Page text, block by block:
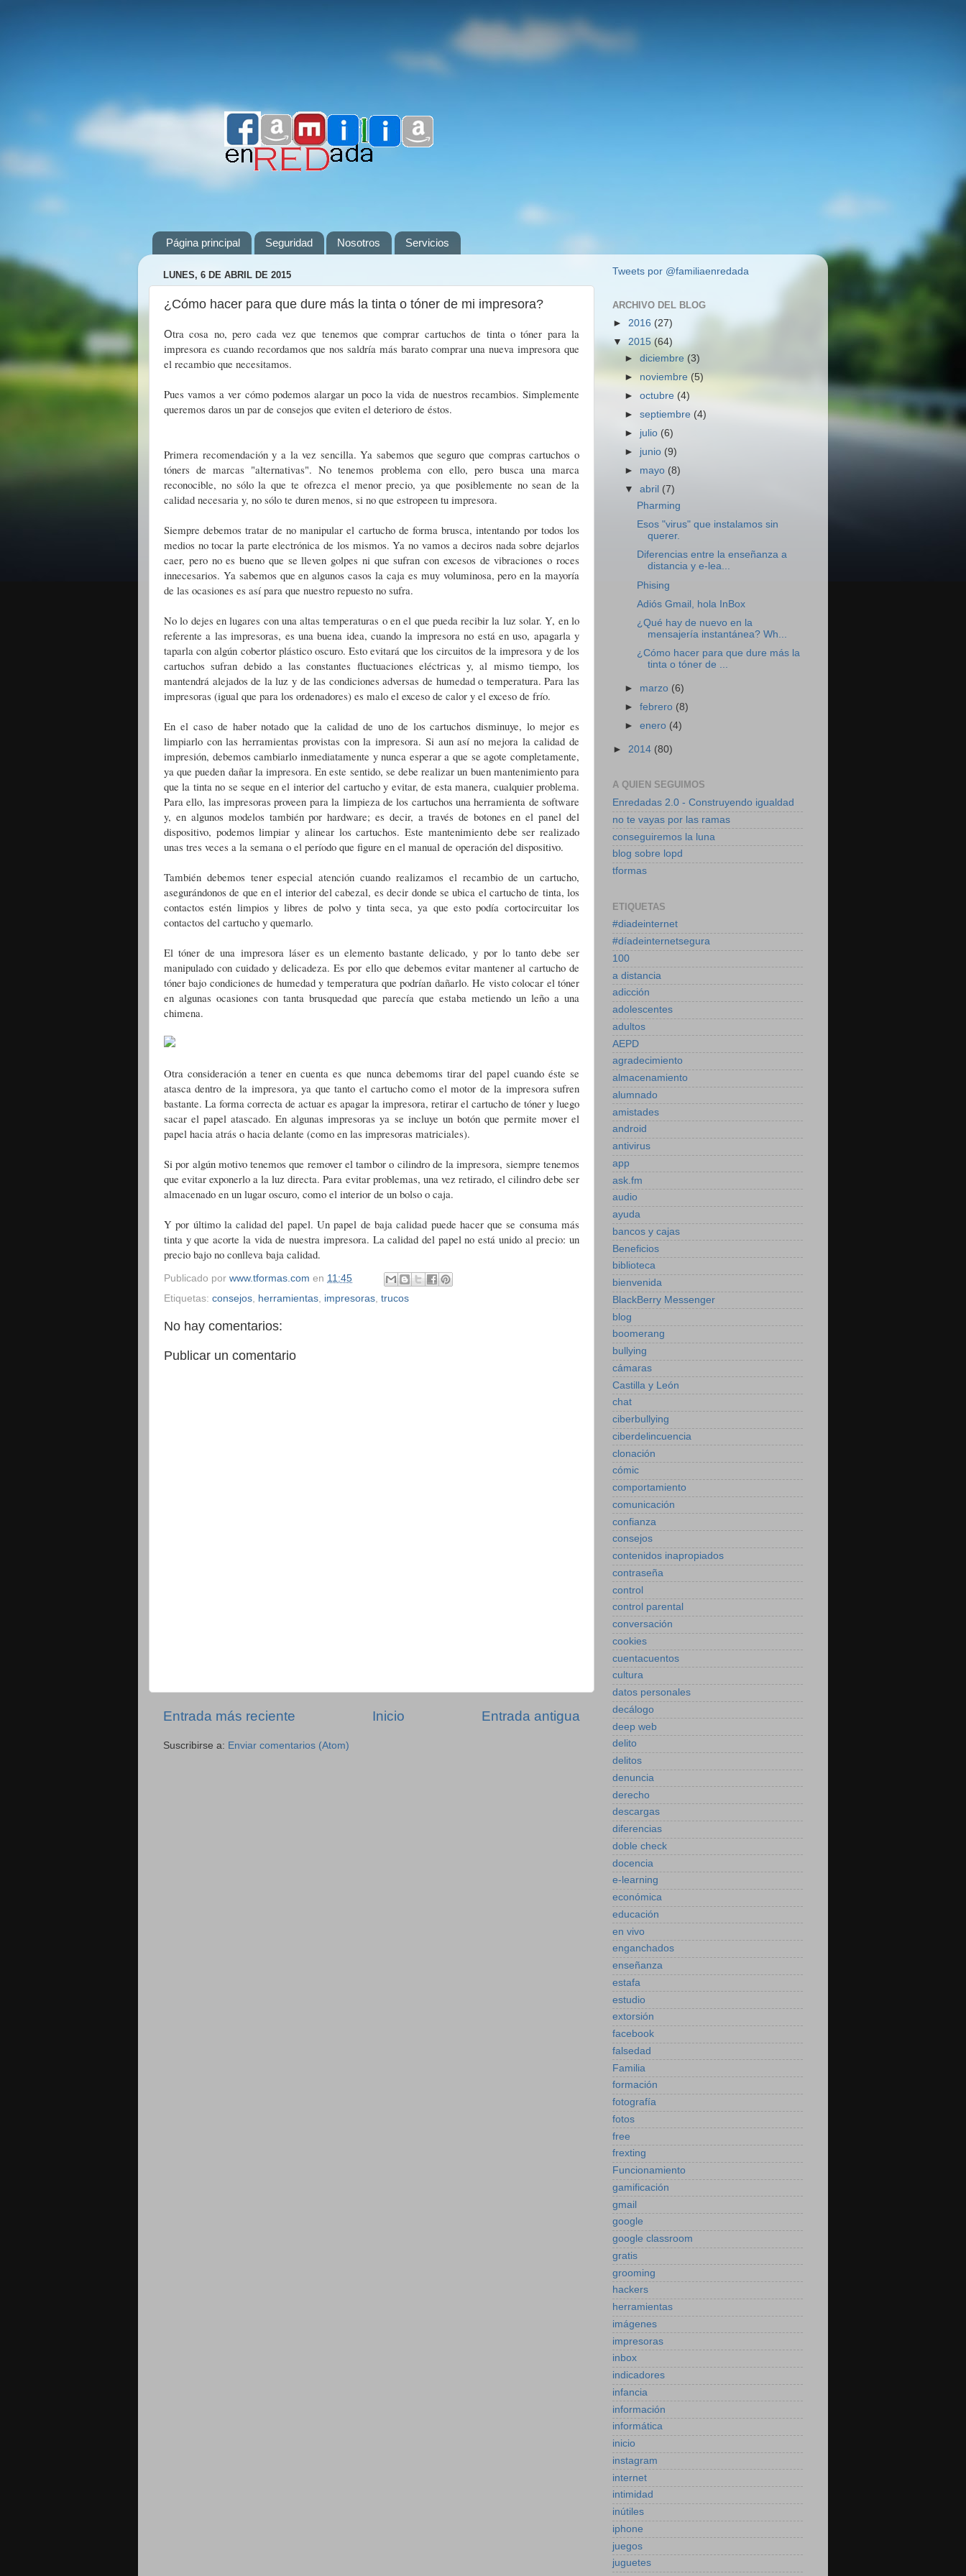
Página principal Seguridad Nosotros Servicios
LUNES, 6 DE ABRIL DE 2015
¿Cómo hacer para que dure más la tinta o tóner de mi impresora?
Otra cosa no, pero cada vez que tenemos que comprar cartuchos de tinta o tóner para la
impresora es cuando recordamos que nos saldría más barato comprar una nueva impresora que
el recambio que necesitamos.
Pues vamos a ver cómo podemos alargar un poco la vida de nuestros recambios. Simplemente
queremos daros un par de consejos que eviten el deterioro de éstos.
Primera recomendación y a la vez sencilla. Ya sabemos que seguro que compras cartuchos o
tóners de marcas "alternativas". No tenemos problema con ello, pero busca una marca
reconocible, no sólo la que te ofrezca el menor precio, ya que posiblemente no sean de la
calidad necesaria y, no sólo te duren menos, si no que estropeen tu impresora.
Siempre debemos tratar de no manipular el cartucho de forma brusca, intentando por todos los
medios no tocar la parte electrónica de los mismos. Ya no vamos a deciros nada sobre dejarlos
caer, pero no es bueno que se lleven golpes ni que sufran con excesos de vibraciones o roces
innecesarios. Ya sabemos que en algunos casos la caja es muy voluminosa, pero en la mayoría
de las ocasiones es así para que nuestro repuesto no sufra.
No lo dejes en lugares con una altas temperaturas o en el que pueda recibir la luz solar. Y, en lo
referente a las impresoras, es una buena idea, cuando la impresora no está en uso, apagarla y
taparla con algún cobertor plástico oscuro. Esto evitará que los circuitos de la impresora y de los
cartuchos sufran debido a las constantes fluctuaciones eléctricas y, al mismo tiempo, los
mantendrá alejados de la luz y de las condiciones adversas de humedad o temperatura. Para las
impresoras (igual que para los ordenadores) es malo el exceso de calor y el exceso de frío.
En el caso de haber notado que la calidad de uno de los cartuchos disminuye, lo mejor es
limpiarlo con las herramientas provistas con la impresora. Si aun así no mejora la calidad de
impresión, debemos cambiarlo inmediatamente y nunca esperar a que se agote completamente,
ya que pueden dañar la impresora. En este sentido, se debe realizar un buen mantenimiento para
que la tinta no se seque en el interior del cartucho y evitar, de esta manera, cualquier problema.
Para ello, las impresoras proveen para la limpieza de los cartuchos una herramienta de software
y, en algunos modelos también por hardware; es decir, a través de botones en el panel del
dispositivo, podemos limpiar y alinear los cartuchos. Este mantenimiento debe ser realizado
unas tres veces a la semana o el período que figure en el manual de operación del dispositivo.
También debemos tener especial atención cuando realizamos el recambio de un cartucho,
asegurándonos de que en el interior del cabezal, es decir donde se ubica el cartucho de tinta, los
contactos estén limpios y libres de polvo y tinta seca, ya que esto podía cortocircuitar los
contactos del cartucho y quemarlo.
El tóner de una impresora láser es un elemento bastante delicado, y por lo tanto debe ser
manipulado con cuidado y delicadeza. Es por ello que debemos evitar mantener al cartucho de
tóner bajo condiciones de humedad y temperatura que podrían dañarlo. He visto colocar el tóner
en algunas ocasiones con tanta brusquedad que parecía que estaba metiendo un leño a una
chimena.
Otra consideración a tener en cuenta es que nunca debemoms tirar del papel cuando éste se
atasca dentro de la impresora, ya que tanto el cartucho como el motor de la impresora sufren
bastante. La forma correcta de actuar es apagar la impresora, retirar el cartucho de tóner y luego
sacar el papel atascado. En algunas impresoras ya se incluye un botón que permite mover el
papel hacia atrás o hacia delante (como en las impresoras matriciales).
Si por algún motivo tenemos que remover el tambor o cilindro de la impresora, siempre tenemos
que evitar exponerlo a la luz directa. Para evitar problemas, una vez retirado, el cilindro debe ser
almacenado en un lugar oscuro, como el interior de un bolso o caja.
Y por último la calidad del papel. Un papel de baja calidad puede hacer que se consuma más
tinta y que acorte la vida de nuestra impresora. La calidad del papel no está unido al precio: un
precio bajo no conlleva baja calidad.
Publicado por www.tformas.com en 11:45
Etiquetas: consejos herramientas impresoras trucos
No hay comentarios:
Publicar un comentario
Entrada más reciente Entrada antigua
Inicio
Suscribirse a: Enviar comentarios (Atom)
Tweets por @familiaenredada
ARCHIVO DEL BLOG
► 2016 (27)
▼ 2015 (64)
►diciembre (3)
► noviembre (5)
►octubre (4)
►septiembre (4)
► julio (6)
► junio (9)
► mayo (8)
▼abril (7)
Pharming
Esos "virus" que instalamos sin
querer.
Diferencias entre la enseñanza a
distancia y e-lea...
Phising
Adiós Gmail, hola InBox
¿Qué hay de nuevo en la
mensajería instantánea? Wh...
¿Cómo hacer para que dure más la
tinta o tóner de ...
► marzo (6)
►febrero (8)
►enero (4)
► 2014 (80)
A QUIEN SEGUIMOS
Enredadas 2.0 - Construyendo igualdad
no te vayas por las ramas
conseguiremos la luna
blog sobre lopd
tformas
ETIQUETAS
#diadeinternet
#díadeinternetsegura
100
a distancia
adicción
adolescentes
adultos
AEPD
agradecimiento
almacenamiento
alumnado
amistades
android
antivirus
app
ask.fm
audio
ayuda
bancos y cajas
Beneficios
biblioteca
bienvenida
BlackBerry Messenger
blog
boomerang
bullying
cámaras
Castilla y León
chat
ciberbullying
ciberdelincuencia
clonación
cómic
comportamiento
comunicación
confianza
consejos
contenidos inapropiados
contraseña
control
control parental
conversación
cookies
cuentacuentos
cultura
datos personales
decálogo
deep web
delito
delitos
denuncia
derecho
descargas
diferencias
doble check
docencia
e-learning
económica
educación
en vivo
enganchados
enseñanza
estafa
estudio
extorsión
facebook
falsedad
Familia
formación
fotografía
fotos
free
frexting
Funcionamiento
gamificación
gmail
google
google classroom
gratis
grooming
hackers
herramientas
imágenes
impresoras
inbox
indicadores
infancia
información
informática
inicio
instagram
internet
intimidad
inútiles
iphone
juegos
juguetes